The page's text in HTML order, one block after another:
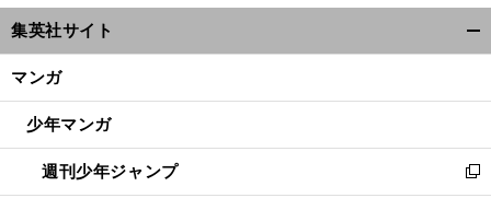
ウ
ィ
ン
ウ
開
く
集英社サイト
マンガ
少年マンガ
週刊少年ジャンプ
新